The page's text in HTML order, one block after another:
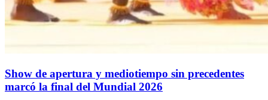
Show de apertura y mediotiempo sin precedentes
marcó la final del Mundial 2026